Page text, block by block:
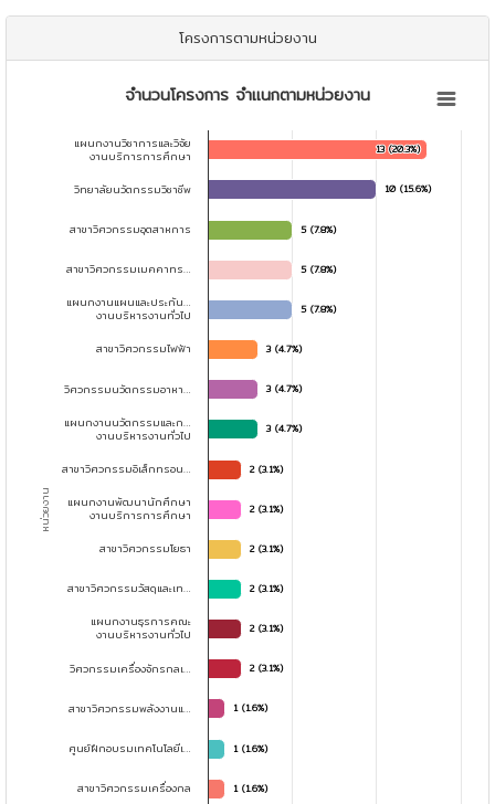
โครงการตามหน่วยงาน
จำนวนโครงการ จำแนกตามหน่วยงาน
View as data table, จำนวนโครงการ จำแนกตามหน่วยงาน
The chart has 1 X axis displaying หน่วยงาน.
The chart has 1 Y axis displaying จำนวนโครงการ. Data ranges
หน่วยงาน
จำนวนโครงการ จำแนกตามหน่วยงาน
13 (20.3%)
13 (20.3%)
10 (15.6%)
10 (15.6%)
5 (7.8%)
5 (7.8%)
5 (7.8%)
5 (7.8%)
5 (7.8%)
5 (7.8%)
3 (4.7%)
3 (4.7%)
3 (4.7%)
3 (4.7%)
3 (4.7%)
3 (4.7%)
2 (3.1%)
2 (3.1%)
2 (3.1%)
2 (3.1%)
2 (3.1%)
2 (3.1%)
2 (3.1%)
2 (3.1%)
2 (3.1%)
2 (3.1%)
2 (3.1%)
2 (3.1%)
1 (1.6%)
1 (1.6%)
1 (1.6%)
1 (1.6%)
1 (1.6%)
1 (1.6%)
แผนกงานวิชาการและวิจัย
งานบริการการศึกษา
วิทยาลัยนวัตกรรมวิชาชีพ
สาขาวิศวกรรมอุตสาหการ
สาขาวิศวกรรมเมคคาทร…
แผนกงานแผนและประกัน…
งานบริหารงานทั่วไป
สาขาวิศวกรรมไฟฟ้า
วิศวกรรมนวัตกรรมอาหา…
แผนกงานนวัตกรรมและก…
งานบริหารงานทั่วไป
สาขาวิศวกรรมอิเล็กทรอน…
แผนกงานพัฒนานักศึกษา
งานบริการการศึกษา
สาขาวิศวกรรมโยธา
สาขาวิศวกรรมวัสดุและเท…
แผนกงานธุรการคณะ
งานบริหารงานทั่วไป
วิศวกรรมเครื่องจักรกลเ…
สาขาวิศวกรรมพลังงานแ…
ศูนย์ฝึกอบรมเทคโนโลยีเ…
สาขาวิศวกรรมเครื่องกล